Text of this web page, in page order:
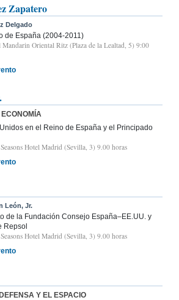
Zapatero
Delgado
de España (2004-2011)
Oriental Ritz (Plaza de la Lealtad, 5) 9:00
en el Reino de España y el Principado
Hotel Madrid (Sevilla, 3) 9.00 horas
León, Jr.
de la Fundación Consejo España–EE.UU. y
Repsol
Hotel Madrid (Sevilla, 3) 9.00 horas
Y EL ESPACIO